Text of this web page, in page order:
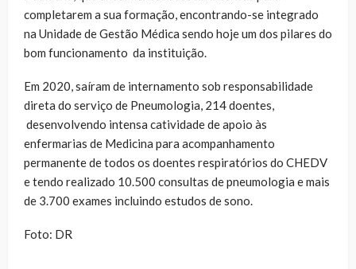
completarem a sua formação, encontrando-se integrado
na Unidade de Gestão Médica sendo hoje um dos pilares do
bom funcionamento da instituição.
Em 2020, saíram de internamento sob responsabilidade
direta do serviço de Pneumologia, 214 doentes,
desenvolvendo intensa catividade de apoio às
enfermarias de Medicina para acompanhamento
permanente de todos os doentes respiratórios do CHEDV
e tendo realizado 10.500 consultas de pneumologia e mais
de 3.700 exames incluindo estudos de sono.
Foto: DR